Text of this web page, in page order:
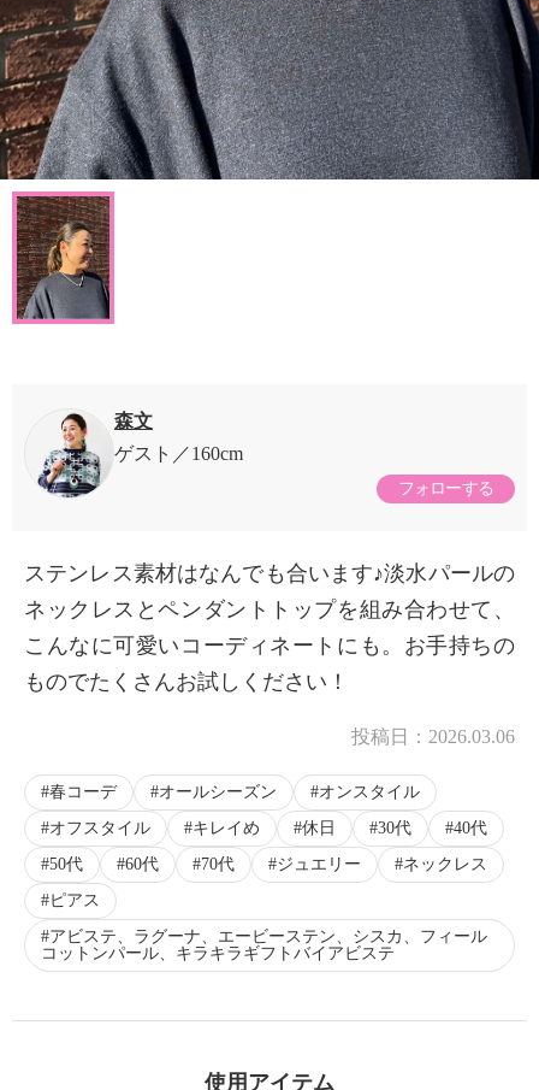
森文
ゲスト
160cm
フォローする
ステンレス素材はなんでも合います♪淡水パールの
ネックレスとペンダントトップを組み合わせて、
こんなに可愛いコーディネートにも。お手持ちの
ものでたくさんお試しください！
投稿日： 2026.03.06
春コーデ オールシーズン
オンスタイル
オフスタイル
キレイめ 休日 30代
40代
50代
60代 70代 ジュエリー
ネックレス
ピアス
アビステ、ラグーナ、エービーステン、シスカ、フィール
コットンパール、キラキラギフトバイアビステ
使用アイテム